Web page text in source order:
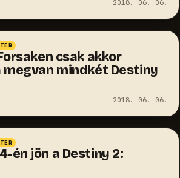
2018. 06. 06.
csak akkor
mindkét Destiny
2018. 06. 06.
én jön a Destiny 2: